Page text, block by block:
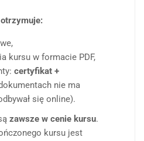
kursu w formacie PDF,
certyfikat +
nie ma
się online).
zawsze w cenie kursu.
kursu jest